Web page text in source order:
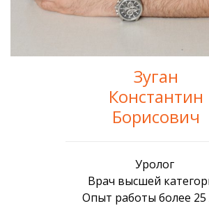
Зуган
Константин
Борисович